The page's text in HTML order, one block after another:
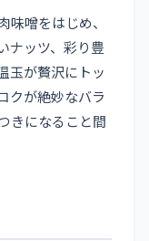
噌をはじめ、
ナッツ、彩り豊
玉が贅沢にトッ
クが絶妙なバラ
きになること間